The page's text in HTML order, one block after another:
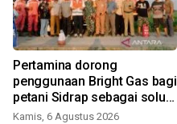
Pertamina dorong
penggunaan Bright Gas bagi
petani Sidrap sebagai solusi
energi irigasi
Kamis, 6 Agustus 2026